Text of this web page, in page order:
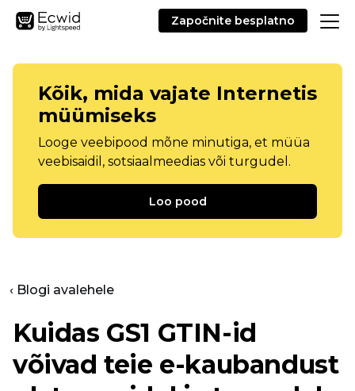
Započnite besplatno
Kõik, mida vajate Internetis
müümiseks
Looge veebipood mõne minutiga, et müüa
veebisaidil, sotsiaalmeedias või turgudel.
Loo pood
‹ Blogi avalehele
Kuidas GS1 GTIN-id
võivad teie e-kaubandust